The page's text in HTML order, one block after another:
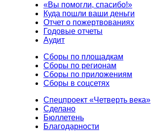
«Вы помогли, спасибо!»
Куда пошли ваши деньги
Отчет о пожертвованиях
Годовые отчеты
Аудит
Сборы по площадкам
Сборы по регионам
Сборы по приложениям
Сборы в соцсетях
Спецпроект «Четверть века»
Сделано
Бюллетень
Благодарности